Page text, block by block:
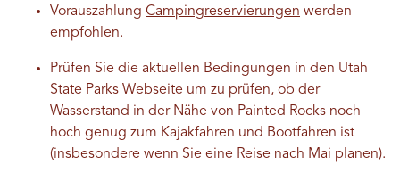
Vorauszahlung Campingreservierungen werden
empfohlen.
Prüfen Sie die aktuellen Bedingungen in den Utah
State Parks Webseite um zu prüfen, ob der
Wasserstand in der Nähe von Painted Rocks noch
hoch genug zum Kajakfahren und Bootfahren ist
(insbesondere wenn Sie eine Reise nach Mai planen).